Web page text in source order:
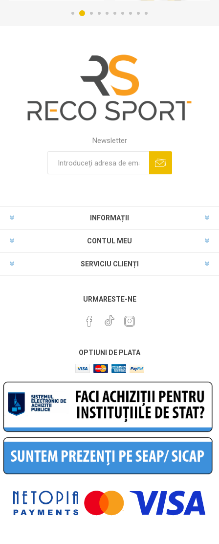
Newsletter
INFORMAȚII
CONTUL MEU
SERVICIU CLIENȚI
URMARESTE-NE
OPTIUNI DE PLATA